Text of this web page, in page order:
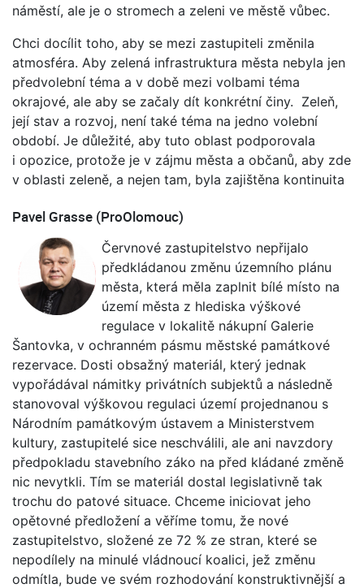
náměstí, ale je o stromech a zeleni ve městě vůbec.
Chci docílit toho, aby se mezi zastupiteli změnila
atmosféra. Aby zelená infrastruktura města nebyla jen
předvolební téma a v době mezi volbami téma
okrajové, ale aby se začaly dít konkrétní činy. Zeleň,
její stav a rozvoj, není také téma na jedno volební
období. Je důležité, aby tuto oblast podporovala
i opozice, protože je v zájmu města a občanů, aby zde
v oblasti zeleně, a nejen tam, byla zajištěna kontinuita
Pavel Grasse (ProOlomouc)
Červnové zastupitelstvo nepřijalo
předkládanou změnu územního plánu
města, která měla zaplnit bílé místo na
území města z hlediska výškové
regulace v lokalitě nákupní Galerie
Šantovka, v ochranném pásmu městské památkové
rezervace. Dosti obsažný materiál, který jednak
vypořádával námitky privátních subjektů a následně
stanovoval výškovou regulaci území projednanou s
Národním památkovým ústavem a Ministerstvem
kultury, zastupitelé sice neschválili, ale ani navzdory
předpokladu stavebního záko na před kládané změně
nic nevytkli. Tím se materiál dostal legislativně tak
trochu do patové situace. Chceme iniciovat jeho
opětovné předložení a věříme tomu, že nové
zastupitelstvo, složené ze 72 % ze stran, které se
nepodílely na minulé vládnoucí koalici, jež změnu
odmítla, bude ve svém rozhodování konstruktivnější a